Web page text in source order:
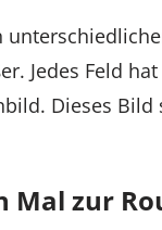
Jedes Feld
Dieses
Mal zur